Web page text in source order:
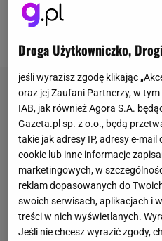
Droga Użytkowniczko,
jeśli wyrazisz zgodę klikając
oraz jej Zaufani Partnerzy, w tym [
IAB, jak również Agora S.A.
Gazeta.pl sp. z o.o., będą
takie jak adresy IP, adresy e-
cookie lub inne informacje
marketingowych, w
reklam dopasowanych do
swoich serwisach, aplikacjach i
treści w nich wyświetlanych.
Jeśli nie chcesz wyrazić zgody,